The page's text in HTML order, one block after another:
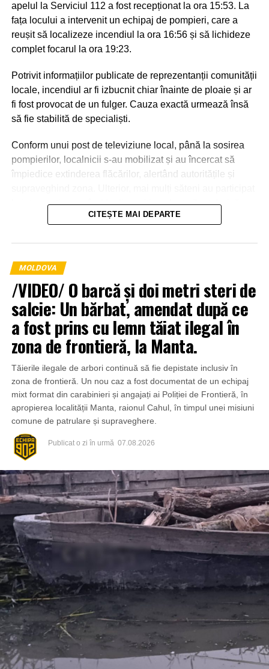
apelul la Serviciul 112 a fost recepționat la ora 15:53. La
fața locului a intervenit un echipaj de pompieri, care a
reușit să localizeze incendiul la ora 16:56 și să lichideze
complet focarul la ora 19:23.
Potrivit informațiilor publicate de reprezentanții comunității
locale, incendiul ar fi izbucnit chiar înainte de ploaie și ar
fi fost provocat de un fulger. Cauza exactă urmează însă
să fie stabilită de specialiști.
Conform unui post de televiziune local, până la sosirea
pompierilor, localnicii s-au mobilizat și au încercat să
împiedice extinderea flăcărilor, alertând autoritățile și
la intervenție, punând la dispoziția salvatorilor tehnică
agricolă și transportând apă pentru stingerea incendiului.
Din fericire, nimeni nu a avut de suferit, iar reprezentanții
comunității au mulțumit atât pompierilor din Drochia, cât și
localnicilor care au intervenit prompt și au contribuit la
limitarea pagubelor.
CITEȘTE MAI DEPARTE
MOLDOVA
/VIDEO/ O barcă și doi metri steri de
salcie: Un bărbat, amendat după ce
a fost prins cu lemn tăiat ilegal în
zona de frontieră, la Manta.
Tăierile ilegale de arbori continuă să fie depistate inclusiv în
zona de frontieră. Un nou caz a fost documentat de un echipaj
mixt format din carabinieri și angajați ai Poliției de Frontieră, în
apropierea localității Manta, raionul Cahul, în timpul unei misiuni
comune de patrulare și supraveghere.
Publicat o zi în urmă 07.08.2026